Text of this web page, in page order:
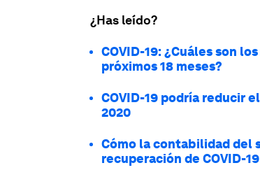
¿Has leído?
COVID-19: ¿Cuáles son
próximos 18 meses?
COVID-19 podría reducir
2020
Cómo la contabilidad del
recuperación de COVID-19